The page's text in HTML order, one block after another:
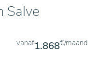
Salve
vanaf1.868€/maand